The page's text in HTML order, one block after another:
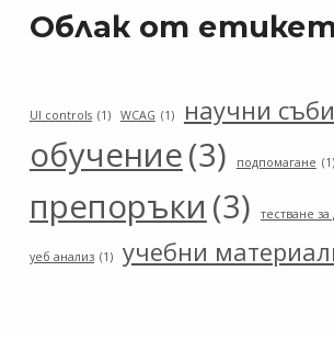
Облак от
UI controls (1) WCAG (1) научни
обучение(3) подпомагане (1)
препоръки (3) тестване
уеб анализ (1) учебни